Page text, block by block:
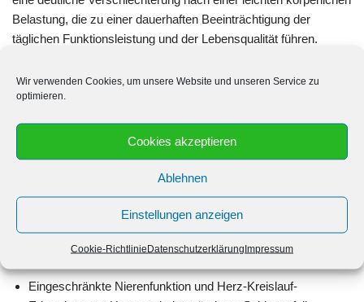
Wir verwenden Cookies, um unsere Website und unseren Service zu
optimieren.
Cookies akzeptieren
Ablehnen
Einstellungen anzeigen
Cookie-RichtlinieDatenschutzerklärungImpressum
Belastung, die zu einer dauerhaften Beeinträchtigung der
täglichen Funktionsleistung und der Lebensqualität führen.
Zu Long Covid zählen neben den sehr komplexen
schweren SARS-CoV-
Verlauf lokalisierte Organkomplikationen und neu auftretende
chronische nicht übertragbare Erkrankungen, die Anzeichen
nehmen zu. Dazu gehören:
Verschlechterung der Funktion der Lunge.
Eingeschränkte Nierenfunktion und Herz-Kreislauf-